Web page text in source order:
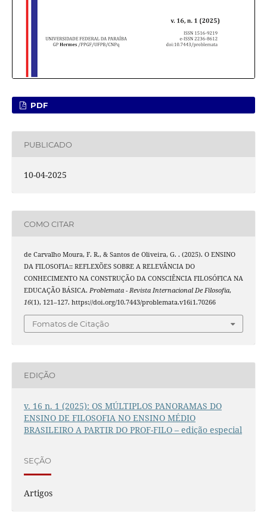
PDF
PUBLICADO
10-04-2025
COMO CITAR
de Carvalho Moura, F. R., & Santos de Oliveira, G. . (2025). O ENSINO
DA FILOSOFIA:: REFLEXÕES SOBRE A RELEVÂNCIA DO
CONHECIMENTO NA CONSTRUÇÃO DA CONSCIÊNCIA FILOSÓFICA NA
EDUCAÇÃO BÁSICA. Problemata - Revista Internacional De Filosofia,
16(1), 121–127. https://doi.org/10.7443/problemata.v16i1.70266
Fomatos de Citação
EDIÇÃO
v. 16 n. 1 (2025): OS MÚLTIPLOS PANORAMAS DO
ENSINO DE FILOSOFIA NO ENSINO MÉDIO
BRASILEIRO A PARTIR DO PROF-FILO – edição especial
SEÇÃO
Artigos